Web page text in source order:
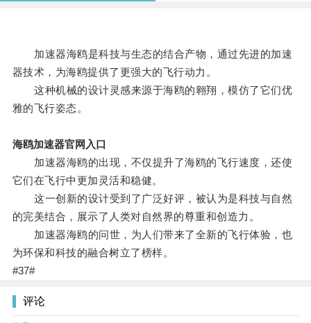
加速器海鸥是科技与生态的结合产物，通过先进的加速
器技术，为海鸥提供了更强大的飞行动力。
这种机械的设计灵感来源于海鸥的翱翔，模仿了它们优
雅的飞行姿态。
海鸥加速器官网入口
加速器海鸥的出现，不仅提升了海鸥的飞行速度，还使
它们在飞行中更加灵活和稳健。
这一创新的设计受到了广泛好评，被认为是科技与自然
的完美结合，展示了人类对自然界的尊重和创造力。
加速器海鸥的问世，为人们带来了全新的飞行体验，也
为环保和科技的融合树立了榜样。
#37#
评论